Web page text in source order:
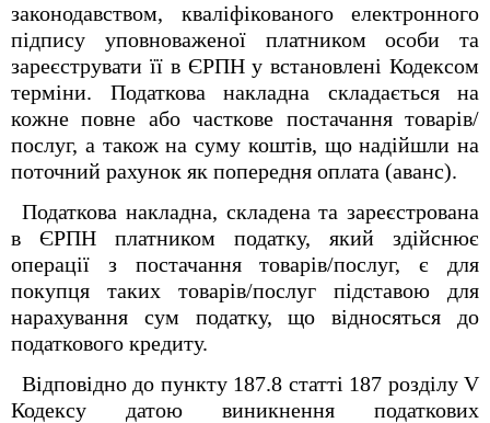
законодавством, кваліфікованого електронного
підпису уповноваженої платником особи та
зареєструвати її в ЄРПН у встановлені Кодексом
терміни. Податкова накладна складається на
кожне повне або часткове постачання товарів/
послуг, а також на суму коштів, що надійшли на
поточний рахунок як попередня оплата (аванс).
Податкова накладна, складена та зареєстрована
в ЄРПН платником податку, який здійснює
операції з постачання товарів/послуг, є для
покупця таких товарів/послуг підставою для
нарахування сум податку, що відносяться до
податкового кредиту.
Відповідно до пункту 187.8 статті 187 розділу V
Кодексу датою виникнення податкових